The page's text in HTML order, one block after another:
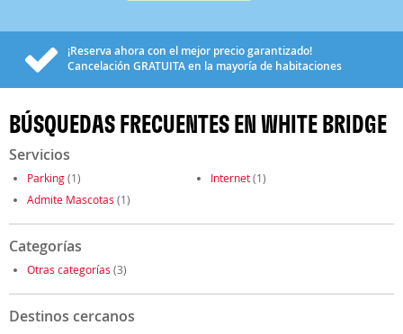
¡Reserva ahora con el mejor precio garantizado!
Cancelación GRATUITAen la mayoría de habitaciones
BÚSQUEDAS FRECUENTES EN WHITE BRIDGE
Servicios
Parking(1) Internet(1)
Admite Mascotas (1)
Categorías
Otras categorías (3)
Destinos cercanos